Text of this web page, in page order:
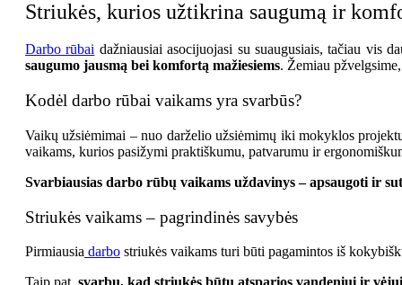
Options
Be
Chosen
On
Product
Page
Striukės, kurios užtikrina saugumą ir
Darbo rūbai dažniausiai asocijuojasi su suaugusiais, tačiau vis
saugumo jausmą bei komfortą mažiesiems. Žemiau
Kodėl darbo rūbai vaikams yra svarbūs?
Vaikų užsiėmimai – nuo darželio užsiėmimų iki mokyklos
vaikams, kurios pasižymi praktiškumu, patvarumu ir
Svarbiausias darbo rūbų vaikams uždavinys – apsaugoti ir
Striukės vaikams – pagrindinės savybės
Pirmiausia darbo striukės vaikams turi būti pagamintos iš